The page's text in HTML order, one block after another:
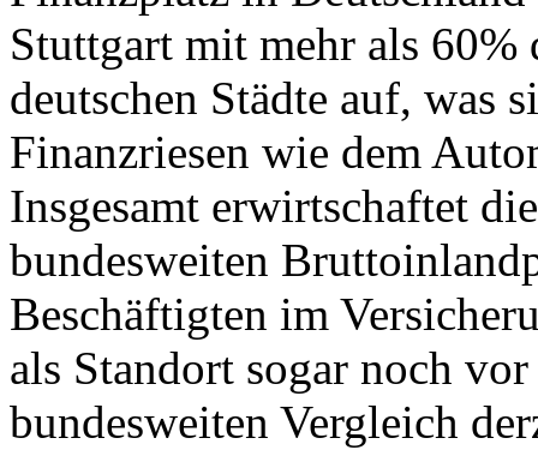
Stuttgart mit mehr als
deutschen Städte auf, was
Finanzriesen wie dem
Insgesamt erwirtschaftet
bundesweiten
Beschäftigten im
als Standort sogar noch
bundesweiten Vergleich